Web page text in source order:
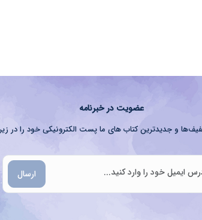
عضویت در خبرنامه
و جدیدترین کتاب های ما پست الکترونیکی خود را در زیر
ارسال